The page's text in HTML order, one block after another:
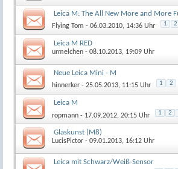
Leica M: The All New More and More
Flying Tom - 06.03.2010, 14:36 Uhr 1 2
Leica M RED
urmelchen - 08.10.2013, 19:09 Uhr
Neue Leica Mini - M
hinnerker - 25.05.2013, 11:15 Uhr 1 2
Leica M
ropmann - 17.09.2012, 20:15 Uhr 1 2
Glaskunst (M8)
LucisPictor - 09.01.2013, 16:12 Uhr
Leica mit Schwarz/Weiß-Sensor